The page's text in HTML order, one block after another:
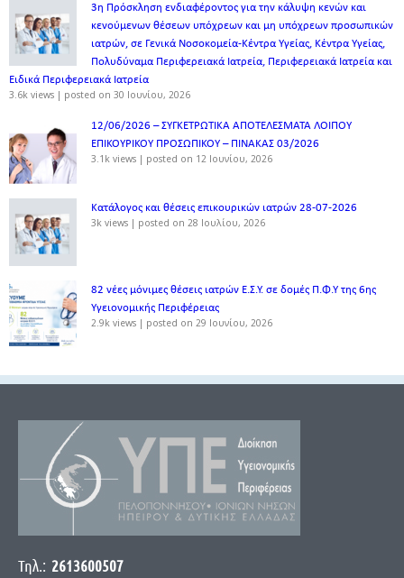
3η Πρόσκληση ενδιαφέροντος για την κάλυψη κενών και
κενούμενων θέσεων υπόχρεων και μη υπόχρεων προσωπικών
ιατρών, σε Γενικά Νοσοκομεία-Κέντρα Υγείας, Κέντρα Υγείας,
Πολυδύναμα Περιφερειακά Ιατρεία, Περιφερειακά Ιατρεία και
Ειδικά Περιφερειακά Ιατρεία
3.6k views | posted on 30 Ιουνίου, 2026
12/06/2026 – ΣΥΓΚΕΤΡΩΤΙΚΑ ΑΠΟΤΕΛΕΣΜΑΤΑ ΛΟΙΠΟΥ
ΕΠΙΚΟΥΡΙΚΟΥ ΠΡΟΣΩΠΙΚΟΥ – ΠΙΝΑΚΑΣ 03/2026
3.1k views | posted on 12 Ιουνίου, 2026
Κατάλογος και θέσεις επικουρικών ιατρών 28-07-2026
3k views | posted on 28 Ιουλίου, 2026
82 νέες μόνιμες θέσεις ιατρών Ε.Σ.Υ. σε δομές Π.Φ.Υ της 6ης
Υγειονομικής Περιφέρειας
2.9k views | posted on 29 Ιουνίου, 2026
Τηλ.: 2613600507